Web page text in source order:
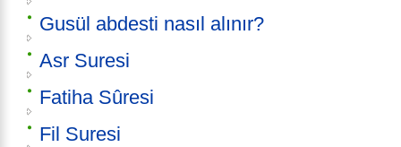
Gusül abdesti nasıl alınır?
Asr Suresi
Fatiha Sûresi
Fil Suresi